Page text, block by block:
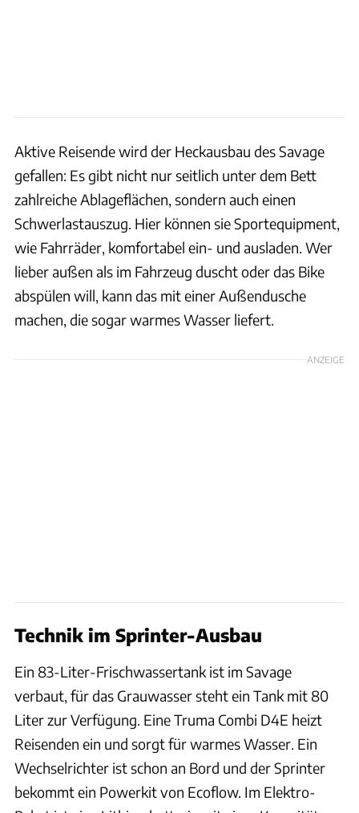
Aktive Reisende wird der Heckausbau des Savage
gefallen: Es gibt nicht nur seitlich unter dem Bett
zahlreiche Ablageflächen, sondern auch einen
Schwerlastauszug. Hier können sie Sportequipment,
wie Fahrräder, komfortabel ein- und ausladen. Wer
lieber außen als im Fahrzeug duscht oder das Bike
abspülen will, kann das mit einer Außendusche
machen, die sogar warmes Wasser liefert.
ANZEIGE
Technik im Sprinter-Ausbau
Ein 83-Liter-Frischwassertank ist im Savage
verbaut, für das Grauwasser steht ein Tank mit 80
Liter zur Verfügung. Eine Truma Combi D4E heizt
Reisenden ein und sorgt für warmes Wasser. Ein
Wechselrichter ist schon an Bord und der Sprinter
bekommt ein Powerkit von Ecoflow. Im Elektro-